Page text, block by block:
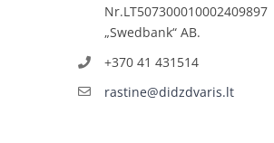
Nr.LT507300010002409897
„Swedbank“ AB.
+370 41 431514
rastine@didzdvaris.lt